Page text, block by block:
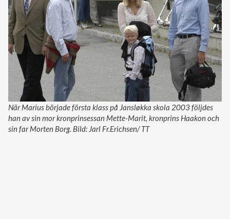
När Marius började första klass på Jansløkka skola 2003 följdes
han av sin mor kronprinsessan Mette-Marit, kronprins Haakon och
sin far Morten Borg. Bild: Jarl Fr.Erichsen/ TT